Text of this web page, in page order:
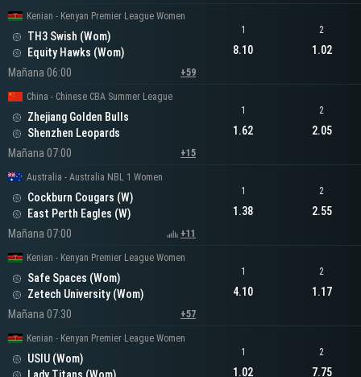
Kenian - Kenyan Premier League Women
TH3 Swish (Wom)
Equity Hawks (Wom)
Mañana 06:00
+59
1
8.10
2
1.02
China - Chinese CBA Summer League
Zhejiang Golden Bulls
Shenzhen Leopards
Mañana 07:00
+15
1
1.62
2
2.05
Australia - Australia NBL 1 Women
Cockburn Cougars (W)
East Perth Eagles (W)
Mañana 07:00
+11
1
1.38
2
2.55
Kenian - Kenyan Premier League Women
Safe Spaces (Wom)
Zetech University (Wom)
Mañana 07:30
+57
1
4.10
2
1.17
Kenian - Kenyan Premier League Women
USIU (Wom)
1
1.02
2
7.75